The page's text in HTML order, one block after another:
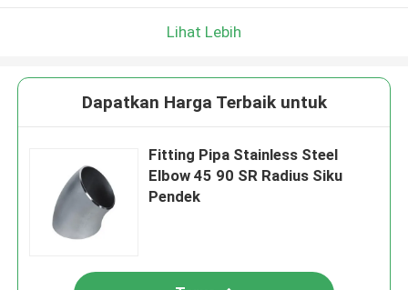
Lihat Lebih
Dapatkan Harga Terbaik untuk
Fitting Pipa Stainless Steel
Elbow 45 90 SR Radius Siku
Pendek